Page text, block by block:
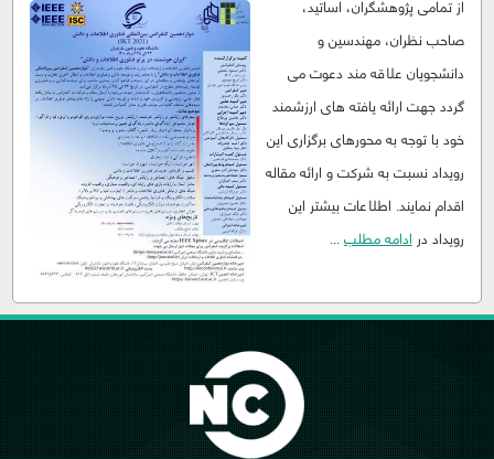
از تمامی پژوهشگران، اساتید،
صاحب نظران، مهندسین و
دانشجویان علاقه مند دعوت می
گردد جهت ارائه یافته های ارزشمند
خود با توجه به محورهای برگزاری این
رویداد نسبت به شرکت و ارائه مقاله
اقدام نمایند. اطلاعات بیشتر این
رویداد در ادامه مطلب...